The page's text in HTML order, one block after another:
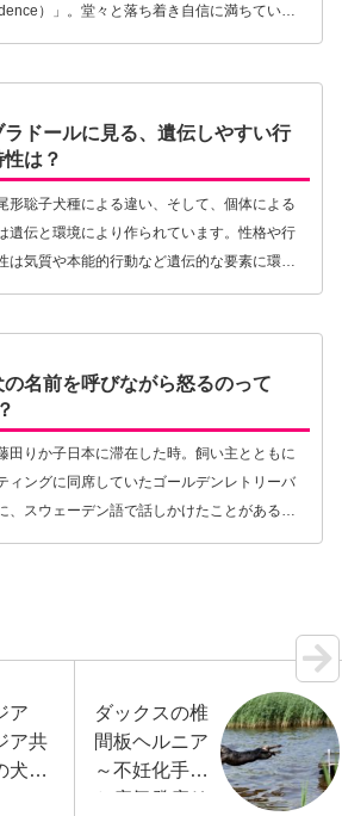
）」。堂々と落ち着き自信に満ちている
ラドールに見る、遺伝しやすい行
は？
形聡子犬種による違い、そして、個体による
遺伝と環境により作られています。性格や行
は気質や本能的行動など遺伝的な要素に環境
の名前を呼びながら怒るのって
田りか子日本に滞在した時。飼い主とともに
ィングに同席していたゴールデンレトリーバ
、スウェーデン語で話しかけたことがある。
葉は日本語しか知らないはずの彼は、不思議
ア
ア共
犬た
ダックスの椎
間板ヘルニア
～不妊化手術
と病気発症リ